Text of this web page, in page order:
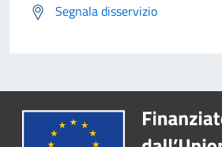
Segnala disservizio